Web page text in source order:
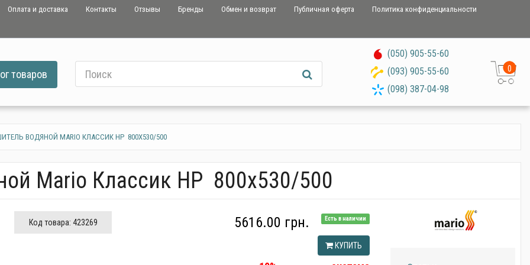
Оплата и доставка Контакты Отзывы Бренды Обмен и возврат Публичная оферта Политика конфиденциальности
товаров 0
(050) 905-55-60
(093) 905-55-60
(098) 387-04-98
ВОДЯНОЙ MARIO КЛАССИК НР 800Х530/500
Mario Классик НР 800х530/500
Код товара: 423269 Есть в наличии
5616.00 грн.
КУПИТЬ